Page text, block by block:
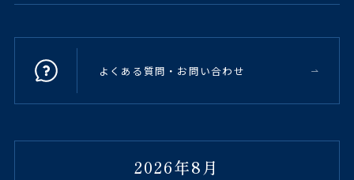
よくある質問・お問い合わせ
2026年8月